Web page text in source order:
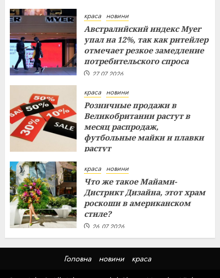
краса новини
Австралийский индекс Myer
упал на 12%, так как ритейлер
отмечает резкое замедление
потребительского спроса
27.07.2026
краса новини
Розничные продажи в
Великобритании растут в
месяц распродаж,
футбольные майки и плавки
растут
краса новини
Что же такое Майами-
Дистрикт Дизайна, этот храм
роскоши в американском
стиле?
26.07.2026
Головна новини
краса